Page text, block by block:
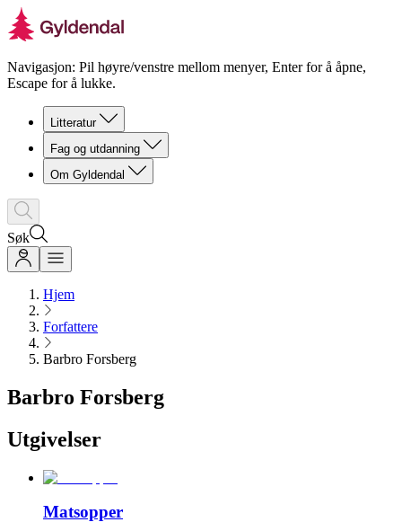
Navigasjon: Pil høyre/venstre mellom menyer, Enter for å åpne,
Escape for å lukke.
Litteratur
Fag og utdanning
Om Gyldendal
Søk
Hjem
Forfattere
Barbro Forsberg
Barbro Forsberg
Utgivelser
Matsopper